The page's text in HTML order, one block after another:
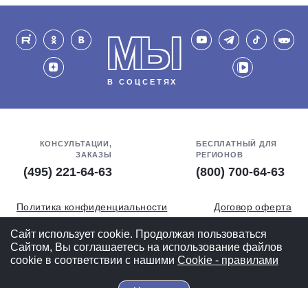
МЫ
В СОЦСЕТЯХ
КОНСУЛЬТАЦИИ,
ЗАКАЗЫ
(495) 221-64-63
БЕСПЛАТНЫЙ ДЛЯ
РЕГИОНОВ
(800) 700-64-63
Политика конфиденциальности
Договор оферта
Обработка персональных данных
СОУТ
Полная версия
Сайт использует cookie. Продолжая пользоваться
Сайтом, Вы соглашаетесь на использование файлов
cookie в соответствии с нашими Cookiе - правилами